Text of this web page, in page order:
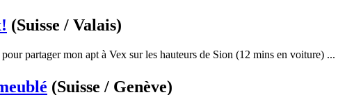
(Suisse / Valais)
partager mon apt à Vex sur les hauteurs de Sion (12 mins en voiture) ...
(Suisse / Genève)